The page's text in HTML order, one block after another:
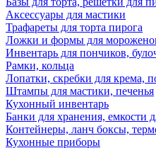
Аксессуары для мастики
Трафареты для торта пирога
Ложки и формы для
Инвентарь для пончиков,
Рамки, кольца
Лопатки, скребки для крема,
Штампы для мастики, печенья
Кухонный инвентарь
Банки для хранения, емкости
Контейнеры, ланч боксы,
Кухонные приборы